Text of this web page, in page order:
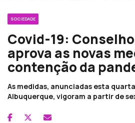
SOCIEDADE
Covid-19:
aprova as novas
contenção da
As medidas, anunciadas esta
Albuquerque, vigoram a partir de